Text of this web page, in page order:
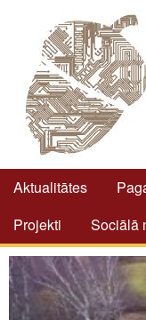
Aktualitātes
Projekti
Sociālā